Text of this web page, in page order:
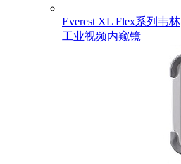
Everest XL Flex系列韦林
工业视频内窥镜